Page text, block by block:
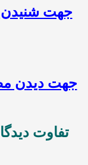
جهت شنیدن
جهت دیدن
تفاوت